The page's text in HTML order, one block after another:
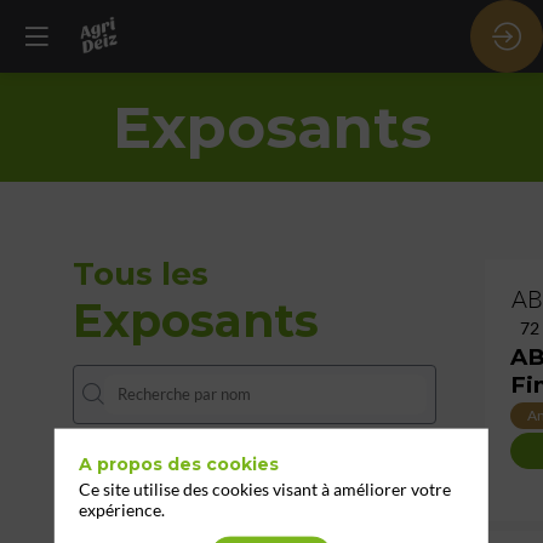
Exposants
Tous les
Exposants
THÈMES
72
A propos des cookies
Ce site utilise des cookies visant à améliorer votre
expérience.